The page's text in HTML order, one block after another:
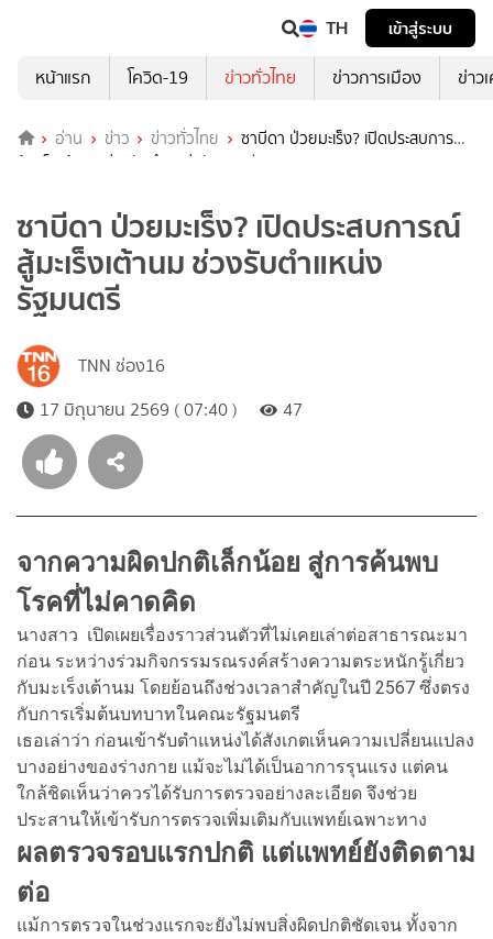
TH
เข้าสู่ระบบ
หน้าแรก
โควิด-19 ข่าวทั่วไทย ข่าวการเมือง ข่าว
อ่าน ข่าว ข่าวทั่วไทย
ซาบีดา ป่วยมะเร็ง? เปิดประสบการณ์
สู้มะเร็งเต้านม ช่วงรับตำแหน่งรัฐมนตรี
ซาบีดา ป่วยมะเร็ง? เปิดประสบการณ์
สู้มะเร็งเต้านม ช่วงรับตำแหน่ง
รัฐมนตรี
TNN ช่อง16
17 มิถุนายน 2569 ( 07:40 )
47
จากความผิดปกติเล็กน้อย สู่การค้นพบ
โรคที่ไม่คาดคิด
นางสาว เปิดเผยเรื่องราวส่วนตัวที่ไม่เคยเล่าต่อสาธารณะมา
ก่อน ระหว่างร่วมกิจกรรมรณรงค์สร้างความตระหนักรู้เกี่ยว
กับมะเร็งเต้านม โดยย้อนถึงช่วงเวลาสำคัญในปี 2567 ซึ่งตรง
กับการเริ่มต้นบทบาทในคณะรัฐมนตรี
เธอเล่าว่า ก่อนเข้ารับตำแหน่งได้สังเกตเห็นความเปลี่ยนแปลง
บางอย่างของร่างกาย แม้จะไม่ได้เป็นอาการรุนแรง แต่คน
ใกล้ชิดเห็นว่าควรได้รับการตรวจอย่างละเอียด จึงช่วย
ประสานให้เข้ารับการตรวจเพิ่มเติมกับแพทย์เฉพาะทาง
ผลตรวจรอบแรกปกติ แต่แพทย์ยังติดตาม
ต่อ
แม้การตรวจในช่วงแรกจะยังไม่พบสิ่งผิดปกติชัดเจน ทั้งจาก